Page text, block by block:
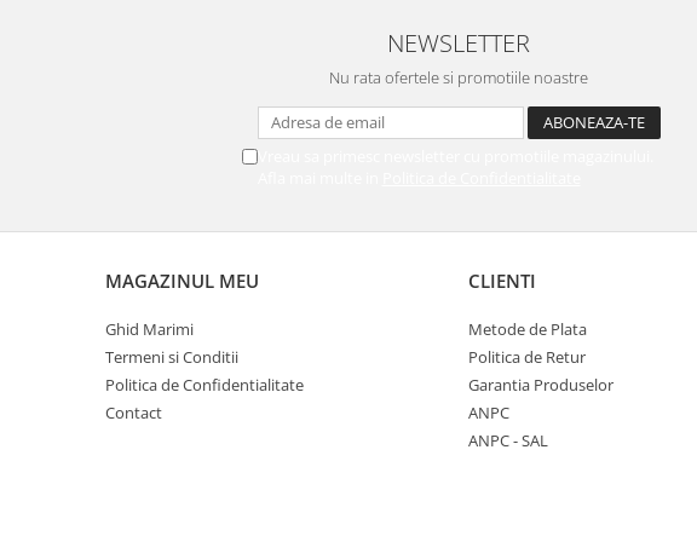
NEWSLETTER
Nu rata ofertele si promotiile noastre
Vreau sa primesc newsletter cu promotiile magazinului.
MAGAZINUL MEU
Ghid Marimi
Termeni si Conditii
Politica de Confidentialitate
Contact
CLIENTI
Metode de Plata
Politica de Retur
Garantia Produselor
ANPC
ANPC - SAL